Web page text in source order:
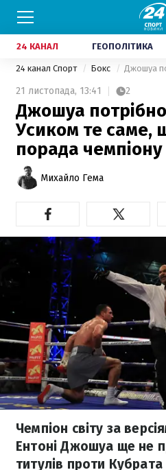
24 КАНАЛ ГЕОПОЛІТИКА
24 канал Спорт Бокс
21 листопада, 13:41 2
Джошуа
Усиком те саме,
порада чемпіону
Михайло Гема
Чемпіон світу за
Ентоні Джошуа ще не
титулів проти